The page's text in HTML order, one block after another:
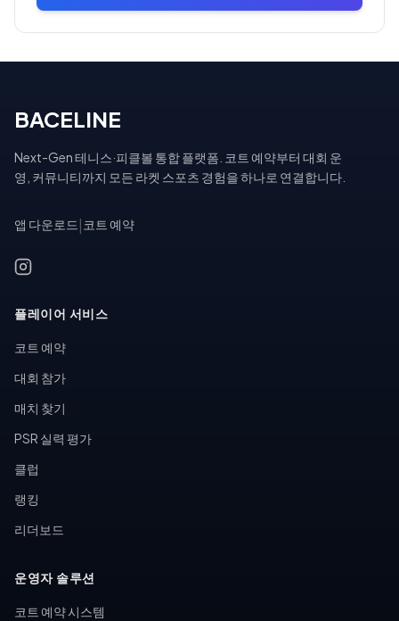
BACELINE
Next-Gen 테니스·피클볼 통합 플랫폼. 코트 예약부터 대회 운
영, 커뮤니티까지 모든 라켓 스포츠 경험을 하나로 연결합니다.
앱 다운로드 코트 예약
플레이어 서비스
코트 예약
대회 참가
매치 찾기
PSR 실력 평가
클럽
랭킹
리더보드
운영자 솔루션
코트 예약 시스템